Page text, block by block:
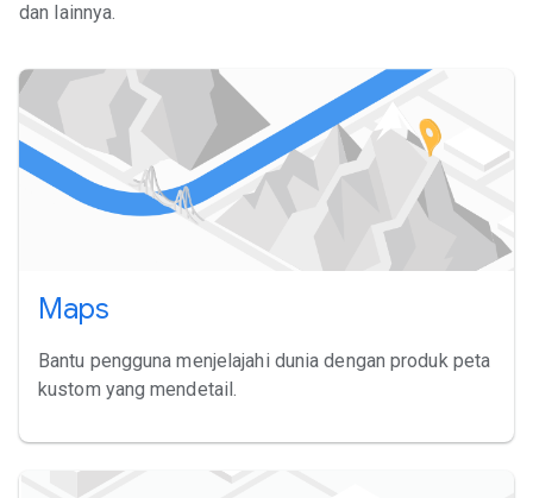
dan lainnya.
Maps
Bantu pengguna menjelajahi dunia dengan produk peta
kustom yang mendetail.